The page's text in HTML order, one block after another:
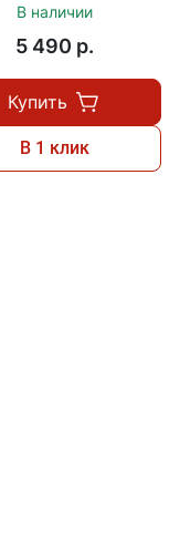
В наличии
5 490 p.
Купить
В 1 клик